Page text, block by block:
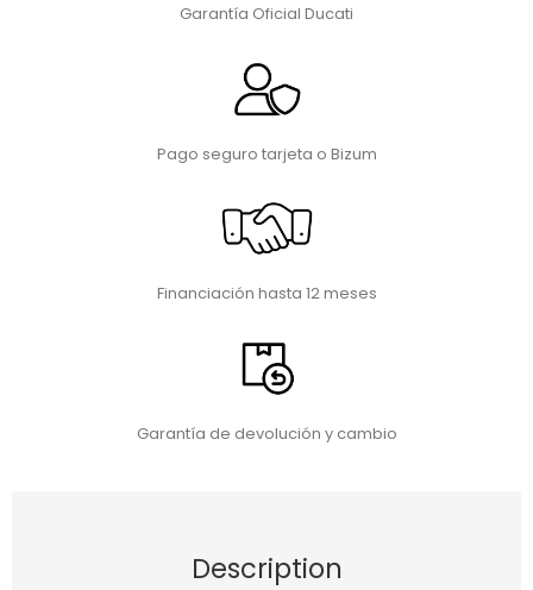
Garantía Oficial Ducati
Pago seguro tarjeta o Bizum
Financiación hasta 12 meses
Garantía de devolución y cambio
Description